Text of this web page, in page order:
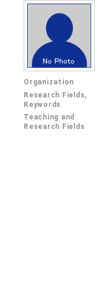
Organization
Research Fields,
Keywords
Teaching and
Research Fields